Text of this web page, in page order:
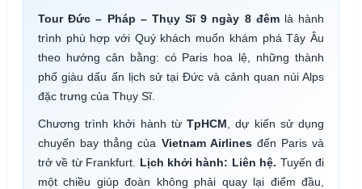
Tour Đức – Pháp – Thụy Sĩ 9 ngày 8 đêmlà hành
trình phù hợp với Quý khách muốn khám phá Tây Âu
theo hướng cân bằng: có Paris hoa lệ, những thành
phố giàu dấu ấn lịch sử tại Đức và cảnh quan núi Alps
đặc trưng của Thụy Sĩ.
Chương trình khởi hành từTpHCM , dự kiến sử dụng
chuyến bay thẳng của Vietnam Airlinesđến Paris và
trở về từ Frankfurt. Lịch khởi hành: Liên hệ. Tuyến đi
một chiều giúp đoàn không phải quay lại điểm đầu,